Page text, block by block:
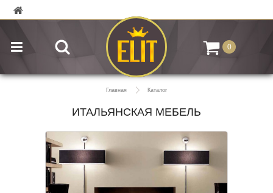
0
Главная Каталог
ИТАЛЬЯНСКАЯ МЕБЕЛЬ